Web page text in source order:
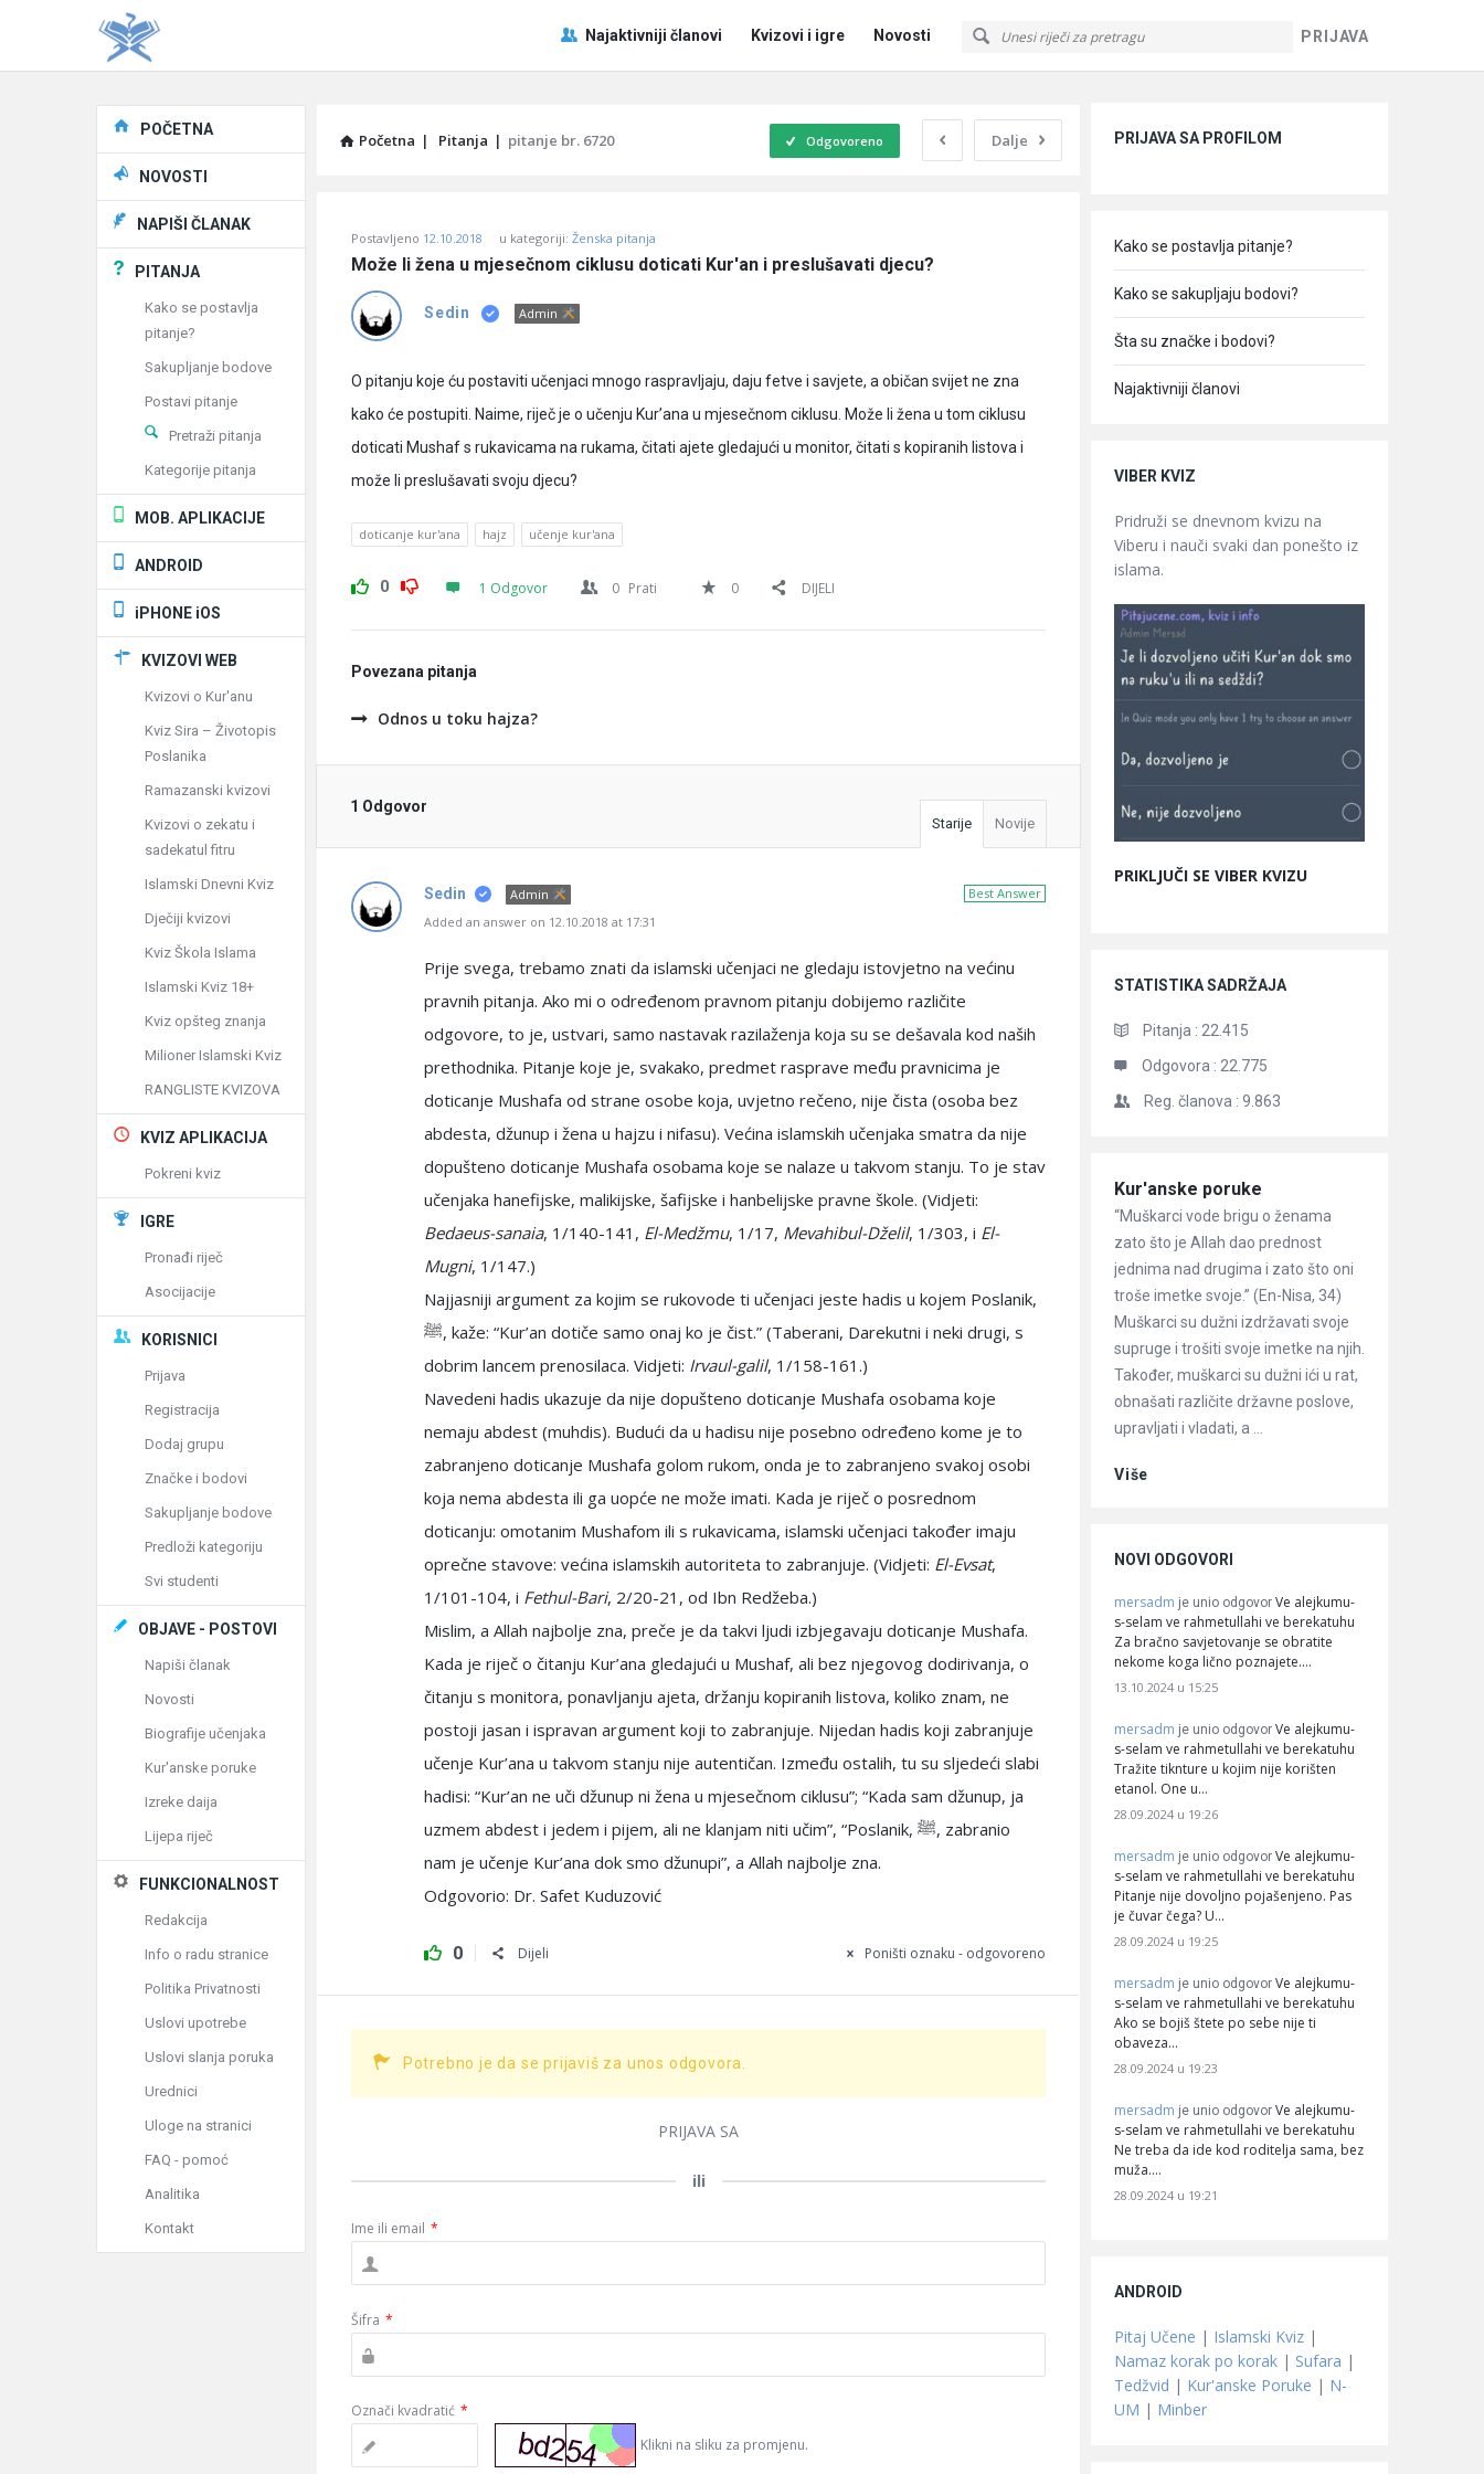
PRIJAVA
Pitaj
Učene
Navigacija
Najaktivniji članovi Kvizovi i igre Novosti
Početna | Pitanja | pitanje br. 6720 Dalje
Odgovoreno
Učene
Latest
Pitanja
Postavljeno 12.10.2018 u kategoriji: Ženska pitanja
Može li žena u mjesečnom ciklusu doticati Kur'an i preslušavati djecu?
Sedin Admin
O pitanju koje ću postaviti učenjaci mnogo raspravljaju, daju fetve i savjete, a običan svijet ne zna
kako će postupiti. Naime, riječ je o učenju Kur’ana u mjesečnom ciklusu. Može li žena u tom ciklusu
doticati Mushaf s rukavicama na rukama, čitati ajete gledajući u monitor, čitati s kopiranih listova i
može li preslušavati svoju djecu?
doticanje kur'ana hajz učenje kur'ana
0 1 Odgovor 0 Prati 0 DIJELI
Povezana pitanja
Odnos u toku hajza?
1 Odgovor
Starije Novije
Best Answer
Sedin
Admin
Added an answer on 12.10.2018 at 17:31
Prije svega, trebamo znati da islamski učenjaci ne gledaju istovjetno na većinu
pravnih pitanja. Ako mi o određenom pravnom pitanju dobijemo različite
odgovore, to je, ustvari, samo nastavak razilaženja koja su se dešavala kod naših
prethodnika. Pitanje koje je, svakako, predmet rasprave među pravnicima je
doticanje Mushafa od strane osobe koja, uvjetno rečeno, nije čista (osoba bez
abdesta, džunup i žena u hajzu i nifasu). Većina islamskih učenjaka smatra da nije
dopušteno doticanje Mushafa osobama koje se nalaze u takvom stanju. To je stav
učenjaka hanefijske, malikijske, šafijske i hanbelijske pravne škole. (Vidjeti:
Bedaeus-sanaia, 1/140-141, El-Medžmu, 1/17, Mevahibul-Dželil, 1/303, i El-
Mugni, 1/147.)
Najjasniji argument za kojim se rukovode ti učenjaci jeste hadis u kojem Poslanik,
ﷺ, kaže: “Kur’an dotiče samo onaj ko je čist.” (Taberani, Darekutni i neki drugi, s
dobrim lancem prenosilaca. Vidjeti: Irvaul-galil, 1/158-161.)
Navedeni hadis ukazuje da nije dopušteno doticanje Mushafa osobama koje
nemaju abdest (muhdis). Budući da u hadisu nije posebno određeno kome je to
zabranjeno doticanje Mushafa golom rukom, onda je to zabranjeno svakoj osobi
koja nema abdesta ili ga uopće ne može imati. Kada je riječ o posrednom
doticanju: omotanim Mushafom ili s rukavicama, islamski učenjaci također imaju
oprečne stavove: većina islamskih autoriteta to zabranjuje. (Vidjeti: El-Evsat,
1/101-104, i Fethul-Bari, 2/20-21, od Ibn Redžeba.)
Mislim, a Allah najbolje zna, preče je da takvi ljudi izbjegavaju doticanje Mushafa.
Kada je riječ o čitanju Kur’ana gledajući u Mushaf, ali bez njegovog dodirivanja, o
čitanju s monitora, ponavljanju ajeta, držanju kopiranih listova, koliko znam, ne
postoji jasan i ispravan argument koji to zabranjuje. Nijedan hadis koji zabranjuje
učenje Kur’ana u takvom stanju nije autentičan. Između ostalih, tu su sljedeći slabi
hadisi: “Kur’an ne uči džunup ni žena u mjesečnom ciklusu”; “Kada sam džunup, ja
uzmem abdest i jedem i pijem, ali ne klanjam niti učim”, “Poslanik, ﷺ, zabranio
nam je učenje Kur’ana dok smo džunupi”, a Allah najbolje zna.
Odgovorio: Dr. Safet Kuduzović
0 Dijeli Poništi oznaku - odgovoreno
Potrebno je da se prijaviš za unos odgovora.
PRIJAVA SA
ili
Ime ili email *
Šifra *
Označi kvadratić *
Klikni na sliku za promjenu.
PRIJAVA SA PROFILOM
Kako se postavlja pitanje?
Kako se sakupljaju bodovi?
Šta su značke i bodovi?
Najaktivniji članovi
VIBER KVIZ
Pridruži se dnevnom kvizu na
Viberu i nauči svaki dan ponešto iz
islama.
PRIKLJUČI SE VIBER KVIZU
STATISTIKA SADRŽAJA
Pitanja : 22.415
Odgovora : 22.775
Reg. članova : 9.863
Članci
Kur'anske poruke
“Muškarci vode brigu o ženama
zato što je Allah dao prednost
jednima nad drugima i zato što oni
troše imetke svoje.” (En-Nisa, 34)
Muškarci su dužni izdržavati svoje
supruge i trošiti svoje imetke na njih.
Također, muškarci su dužni ići u rat,
obnašati različite državne poslove,
upravljati i vladati, a ...
Više
NOVI ODGOVORI
mersadm je unio odgovor Ve alejkumu-
s-selam ve rahmetullahi ve berekatuhu
Za bračno savjetovanje se obratite
nekome koga lično poznajete.…
13.10.2024 u 15:25
mersadm je unio odgovor Ve alejkumu-
s-selam ve rahmetullahi ve berekatuhu
Tražite tiknture u kojim nije korišten
etanol. One u…
28.09.2024 u 19:26
mersadm je unio odgovor Ve alejkumu-
s-selam ve rahmetullahi ve berekatuhu
Pitanje nije dovoljno pojašenjeno. Pas
je čuvar čega? U…
28.09.2024 u 19:25
mersadm je unio odgovor Ve alejkumu-
s-selam ve rahmetullahi ve berekatuhu
Ako se bojiš štete po sebe nije ti
obaveza…
28.09.2024 u 19:23
mersadm je unio odgovor Ve alejkumu-
s-selam ve rahmetullahi ve berekatuhu
Ne treba da ide kod roditelja sama, bez
muža.…
28.09.2024 u 19:21
ANDROID
Pitaj Učene | Islamski Kviz |
Namaz korak po korak | Sufara |
Tedžvid | Kur'anske Poruke | N-
UM | Minber
Explore
POČETNA
NOVOSTI
NAPIŠI ČLANAK
PITANJA
Kako se postavlja
pitanje?
Sakupljanje bodove
Postavi pitanje
Pretraži pitanja
Kategorije pitanja
MOB. APLIKACIJE
ANDROID
iPHONE iOS
KVIZOVI WEB
Kvizovi o Kur'anu
Kviz Sira – Životopis
Poslanika
Ramazanski kvizovi
Kvizovi o zekatu i
sadekatul fitru
Islamski Dnevni Kviz
Dječiji kvizovi
Kviz Škola Islama
Islamski Kviz 18+
Kviz opšteg znanja
Milioner Islamski Kviz
RANGLISTE KVIZOVA
KVIZ APLIKACIJA
Pokreni kviz
IGRE
Pronađi riječ
Asocijacije
KORISNICI
Prijava
Registracija
Dodaj grupu
Značke i bodovi
Sakupljanje bodove
Predloži kategoriju
Svi studenti
OBJAVE - POSTOVI
Napiši članak
Novosti
Biografije učenjaka
Kur'anske poruke
Izreke daija
Lijepa riječ
FUNKCIONALNOST
Redakcija
Info o radu stranice
Politika Privatnosti
Uslovi upotrebe
Uslovi slanja poruka
Urednici
Uloge na stranici
FAQ - pomoć
Analitika
Kontakt